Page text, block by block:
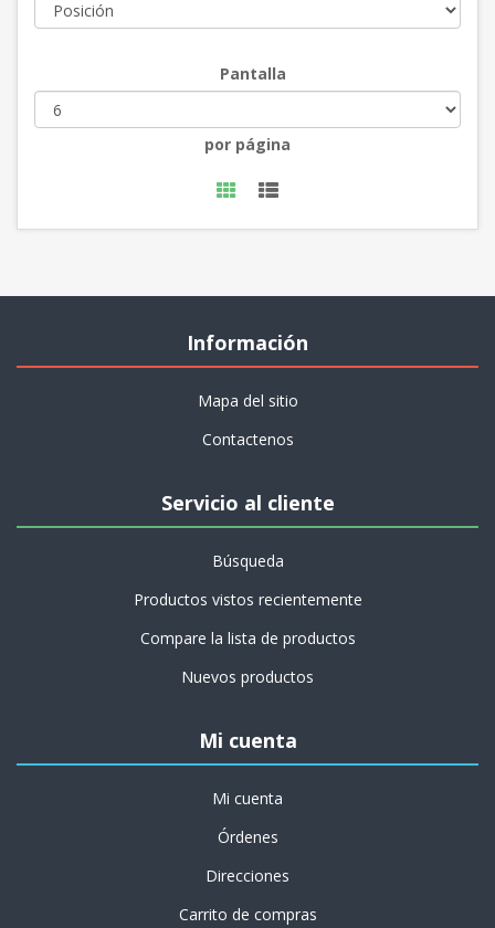
Pantalla
por página
Información
Mapa del sitio
Contactenos
Servicio al cliente
Búsqueda
Productos vistos recientemente
Compare la lista de productos
Nuevos productos
Mi cuenta
Mi cuenta
Órdenes
Direcciones
Carrito de compras